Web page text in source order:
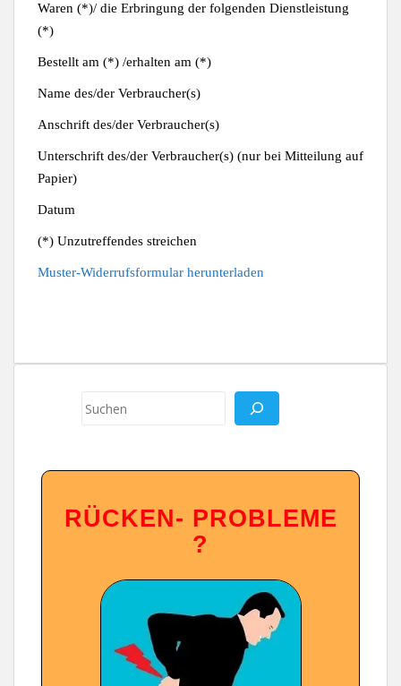
Waren (*)/ die Erbringung der folgenden Dienstleistung
(*)
Bestellt am (*) /erhalten am (*)
Name des/der Verbraucher(s)
Anschrift des/der Verbraucher(s)
Unterschrift des/der Verbraucher(s) (nur bei Mitteilung auf
Papier)
Datum
(*) Unzutreffendes streichen
Muster-Widerrufsformular herunterladen
Suchen
RÜCKEN- PROBLEME
?